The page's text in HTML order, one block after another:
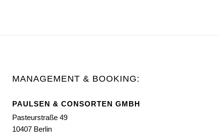
MANAGEMENT & BOOKING:
PAULSEN & CONSORTEN GMBH
Pasteurstraße 49
10407 Berlin